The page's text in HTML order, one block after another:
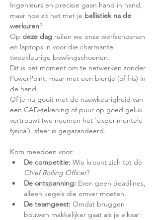
Ingenieurs en precisie gaan hand in hand,
maar hoe zit het met je ballistiek na de
werkuren?
Op deze dag ruilen we onze werfschoenen
en laptops in voor die charmante
tweekleurige bowlingschoenen.
Dit is hét moment om te netwerken zonder
PowerPoint, maar met een biertje (of fris) in
de hand.
Of je nu gooit met de nauwkeurigheid van
een CAD-tekening of puur op goed geluk
vertrouwt (we noemen het 'experimentele
fysica'), sfeer is gegarandeerd.
Kom meedoen voor:
De competitie: Wie kroont zich tot de
Chief Rolling Officer?
De ontspanning: Even geen deadlines,
alleen kegels die omver moeten.
De teamgeest: Omdat bruggen
bouwen makkelijker gaat als je elkaar